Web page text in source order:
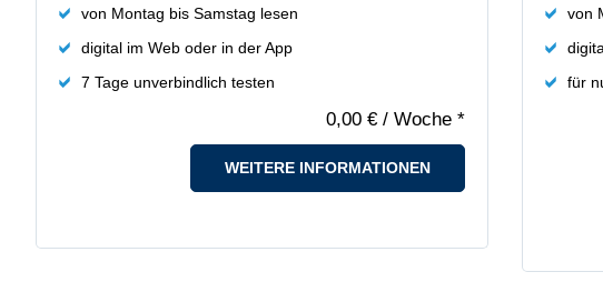
von Montag bis Samstag lesen
digital im Web oder in der App
7 Tage unverbindlich testen
0,00 €/ Woche *
WEITERE INFORMATIONEN
von
für